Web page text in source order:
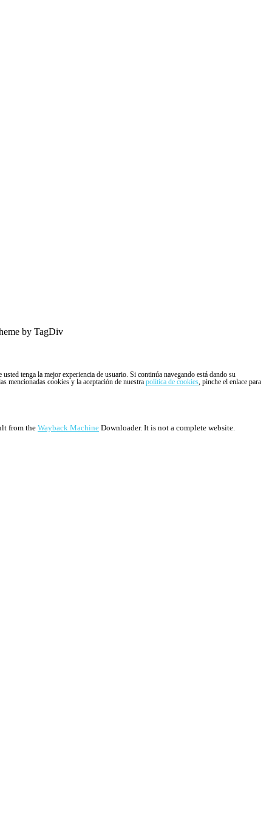
by TagDiv
tenga la mejor experiencia de usuario. Si continúa navegando está dando su
mencionadas cookies y la aceptación de nuestra política de cookies, pinche el enlace para
from the Wayback Machine Downloader. It is not a complete website.